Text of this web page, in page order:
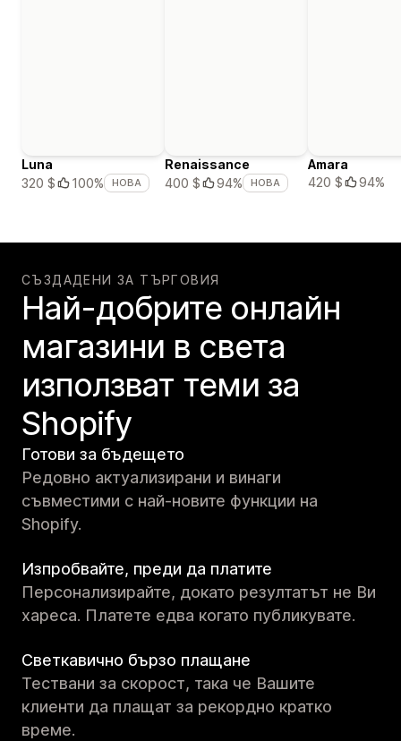
Luna
320 $
100% НОВА
Renaissance
400 $
94% НОВА
Amara
420 $
94%
СЪЗДАДЕНИ ЗА ТЪРГОВИЯ
Най-добрите онлайн
магазини в света
използват теми за
Shopify
Готови за бъдещето
Редовно актуализирани и винаги
съвместими с най-новите функции на
Shopify.
Изпробвайте, преди да платите
Персонализирайте, докато резултатът не Ви
хареса. Платете едва когато публикувате.
Светкавично бързо плащане
Тествани за скорост, така че Вашите
клиенти да плащат за рекордно кратко
време.